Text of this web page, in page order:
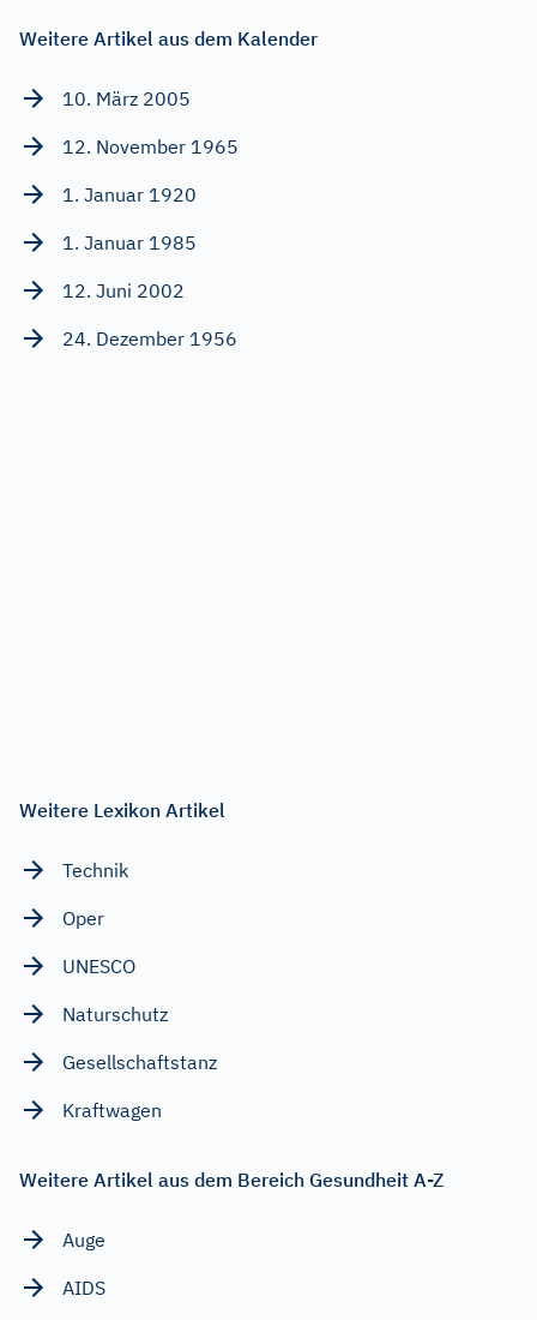
Weitere Artikel aus dem Kalender
10. März 2005
12. November 1965
1. Januar 1920
1. Januar 1985
12. Juni 2002
24. Dezember 1956
Weitere Lexikon Artikel
Technik
Oper
UNESCO
Naturschutz
Gesellschaftstanz
Kraftwagen
Weitere Artikel aus dem Bereich Gesundheit A-Z
Auge
AIDS